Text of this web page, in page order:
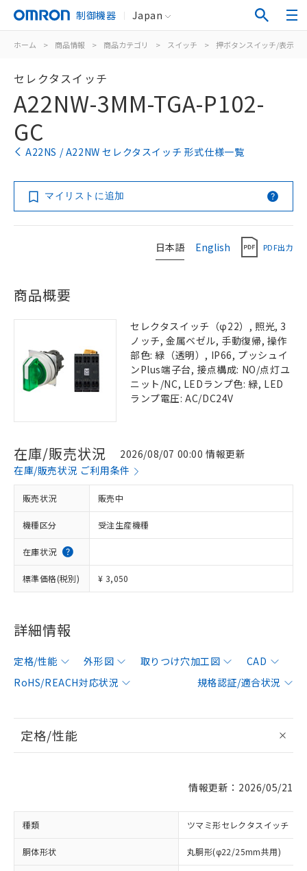
制御機器 Japan
ホーム > 商品情報 > 商品カテゴリ > スイッチ > 押ボタンスイッチ/表示灯
セレクタスイッチ
A22NW-3MM-TGA-P102-
GC
A22NS / A22NW セレクタスイッチ 形式仕様一覧
マイリストに追加
日本語 English PDF出力
商品概要
セレクタスイッチ（φ22）, 照光, 3
ノッチ, 金属ベゼル, 手動復帰, 操作
部色: 緑（透明）, IP66, プッシュイ
ンPlus端子台, 接点構成: NO/点灯ユ
ニット/NC, LEDランプ色: 緑, LED
ランプ電圧: AC/DC24V
在庫/販売状況
2026/08/07 00:00 情報更新
在庫/販売状況 ご利用条件
販売状況 販売中
機種区分 受注生産機種
在庫状況
標準価格(税別) ¥ 3,050
詳細情報
定格/性能 外形図 取りつけ穴加工図
CAD
RoHS/REACH対応状況
規格認証/適合状況
定格/性能
情報更新：2026/05/21
種類 ツマミ形セレクタスイッチ
胴体形状 丸胴形(φ22/25mm共用)